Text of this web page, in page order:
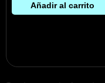
Añadir al carrito